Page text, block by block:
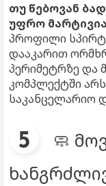
თუ წებოვან
უფრო
პროფილი
დააკარით
პერიმეტრზე და
კომპლექტში
საკანცელარიო
🧼